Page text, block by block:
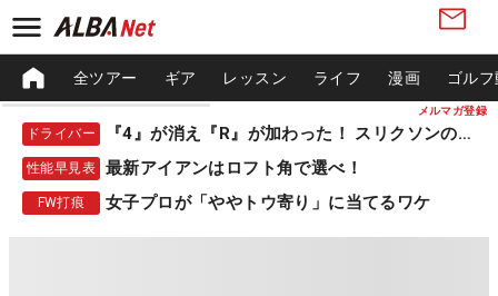
メルマガ登録
全ツアー ギア レッスン ライフ 漫画 ゴル
ドライバー 『4』が消え『R』が加わった！ スリクソンの新作
性能早見表 最新アイアンはロフト角で選べ！
FW打痕 女子プロが「ややトウ寄り」に当てるワケ